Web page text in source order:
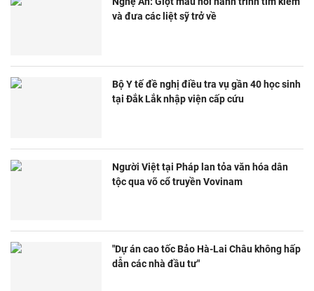
và đưa các liệt sỹ trở về
Bộ Y tế đề nghị điều tra vụ gần 40 học sinh
tại Đắk Lắk nhập viện cấp cứu
Người Việt tại Pháp lan tỏa văn hóa dân
tộc qua võ cổ truyền Vovinam
"Dự án cao tốc Bảo Hà-Lai Châu không hấp
dẫn các nhà đầu tư"